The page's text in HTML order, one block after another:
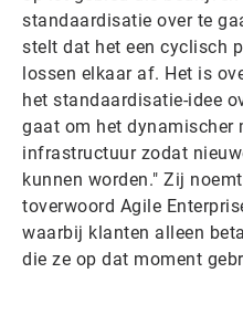
standaardisatie over te
stelt dat het een cyclisch
lossen elkaar af. Het is
het standaardisatie-idee
gaat om het dynamischer
infrastructuur zodat
kunnen worden." Zij
toverwoord Agile
waarbij klanten alleen
die ze op dat moment